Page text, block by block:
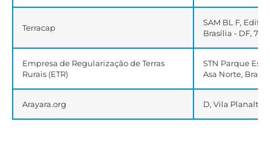
Terracap
SAM BL F,
Brasília - DF,
Empresa de Regularização de Terras
Rurais (ETR)
STN Parque
Asa Norte,
Arayara.org D, Vila Planalto